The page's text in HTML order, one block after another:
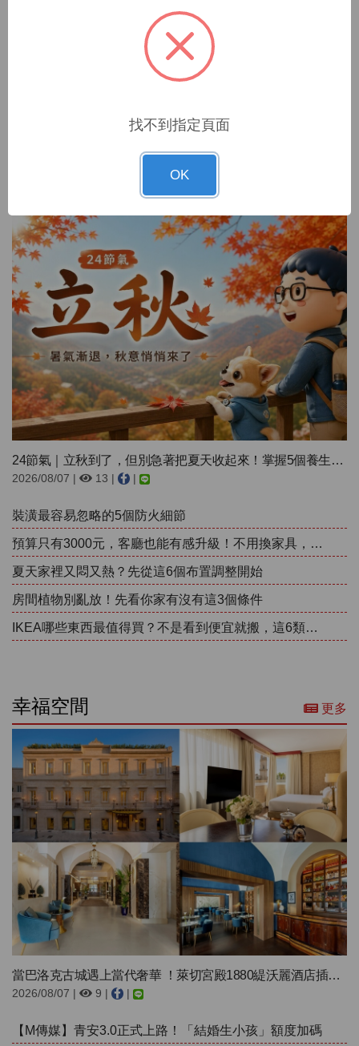
24節氣｜立秋到了，但別急著把夏天收起來！掌握5個養生重點，迎接...
2026/08/07 | 13 | |
裝潢最容易忽略的5個防火細節
預算只有3000元，客廳也能有感升級！不用換家具，先改這5個地方
夏天家裡又悶又熱？先從這6個布置調整開始
房間植物別亂放！先看你家有沒有這3個條件
IKEA哪些東西最值得買？不是看到便宜就搬，這6類比較不容易後悔
幸福空間 更多
當巴洛克古城遇上當代奢華 ！萊切宮殿1880緹沃麗酒店插旗南義
2026/08/07 | 9 | |
【M傳媒】青安3.0正式上路！「結婚生小孩」額度加碼
找不到指定頁面
OK